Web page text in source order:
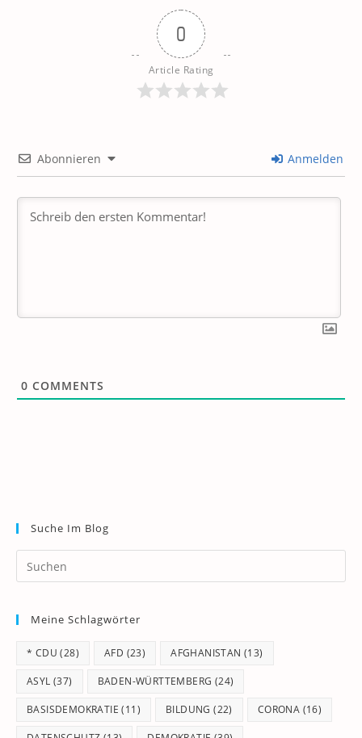
0
Article Rating
Abonnieren Anmelden
0 COMMENTS
Suche Im Blog
Meine Schlagwörter
* CDU (28) AFD (23) AFGHANISTAN (13)
ASYL (37) BADEN-WÜRTTEMBERG (24)
BASISDEMOKRATIE (11) BILDUNG (22) CORONA (16)